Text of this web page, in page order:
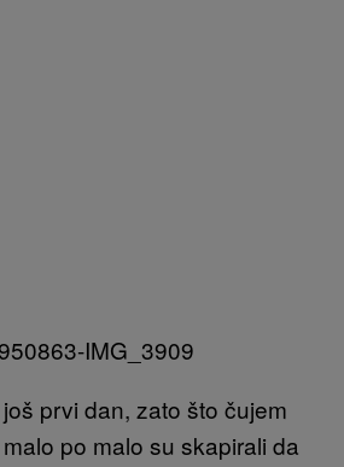
prvi dan, zato što čujem
po malo su skapirali da